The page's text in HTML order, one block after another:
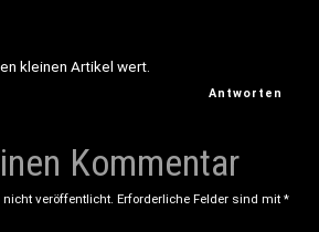
kleinen Artikel wert.
Antworten
Kommentar
nicht veröffentlicht. Erforderliche Felder sind mit*